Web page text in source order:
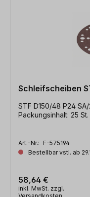
Schleifscheiben
STF D150/48 P24 SA/25
Packungsinhalt: 25 St.
Art.-Nr.: F-575194
Bestellbar vstl. ab
58,64 €
inkl. MwSt. zzgl.